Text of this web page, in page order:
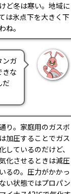
ど冬は寒い。地域に
は氷点下を大きく下
ね。
ンガ
きな
だ
り。家庭用のガスボ
加圧することでガス
しているのだけど、
化させるときは減圧
るの。圧力がかかっ
い状態ではプロパン